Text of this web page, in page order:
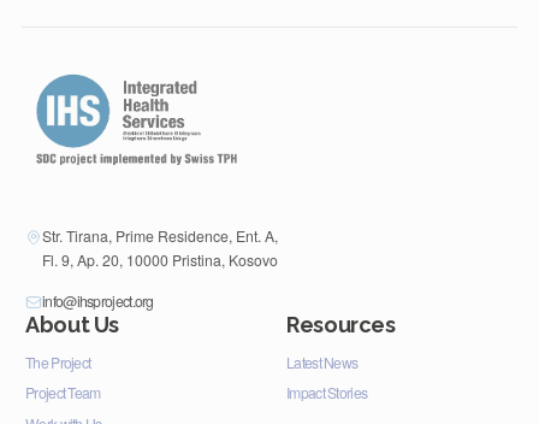
Str. Tirana, Prime Residence, Ent. A,
Fl. 9, Ap. 20, 10000 Pristina, Kosovo
info@ihsproject.org
About Us
The Project
Project Team
Resources
Latest News
Impact Stories